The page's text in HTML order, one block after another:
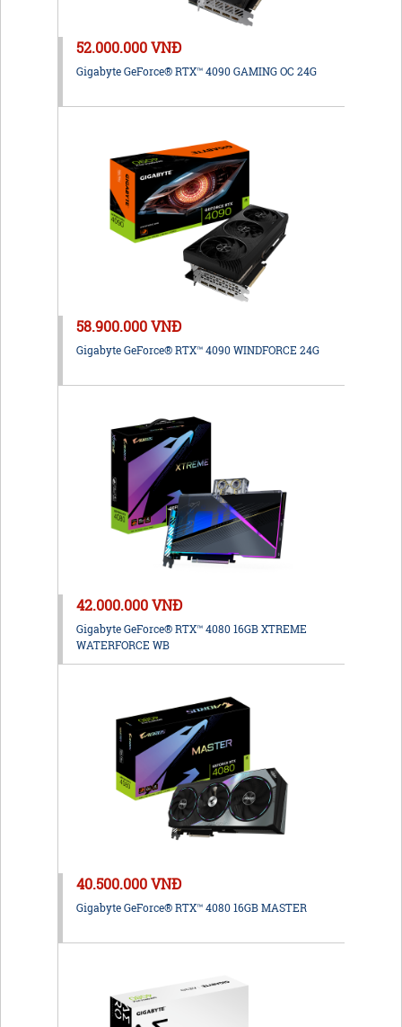
52.000.000 VNĐ
Gigabyte GeForce® RTX™ 4090 GAMING OC 24G
58.900.000 VNĐ
Gigabyte GeForce® RTX™ 4090 WINDFORCE 24G
42.000.000 VNĐ
Gigabyte GeForce® RTX™ 4080 16GB XTREME
WATERFORCE WB
40.500.000 VNĐ
Gigabyte GeForce® RTX™ 4080 16GB MASTER